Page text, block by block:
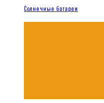
Солнечные батареи